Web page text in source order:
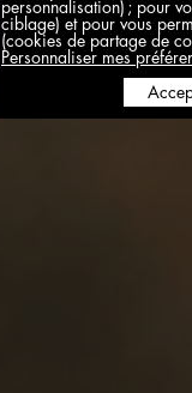
personnalisation) ; pour
ciblage) et pour vous
(cookies de partage de
Personnaliser mes